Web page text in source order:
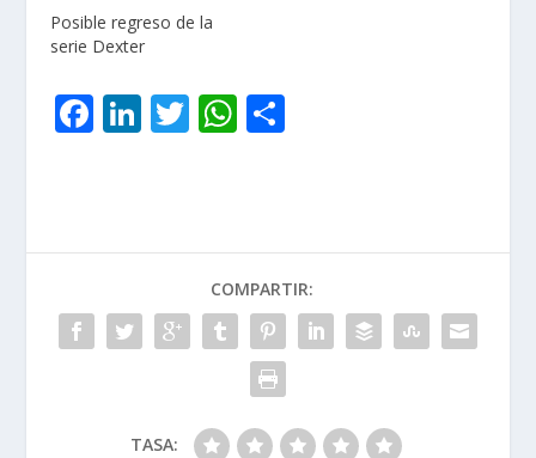
Posible regreso de la
serie Dexter
F
o
o
k
Li
dI
n
T W
A
p
p
ar
ti
r
COMPARTIR:
TASA: